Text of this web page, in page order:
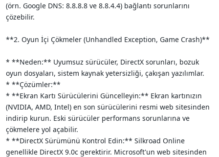
(örn. Google DNS: 8.8.8.8 ve 8.8.4.4) bağlantı sorunlarını
çözebilir.
**2. Oyun İçi Çökmeler (Unhandled Exception, Game Crash)**
* **Neden:** Uyumsuz sürücüler, DirectX sorunları, bozuk
oyun dosyaları, sistem kaynak yetersizliği, çakışan yazılımlar.
* **Çözümler:**
* **Ekran Kartı Sürücülerini Güncelleyin:** Ekran kartınızın
(NVIDIA, AMD, Intel) en son sürücülerini resmi web sitesinden
indirip kurun. Eski sürücüler performans sorunlarına ve
çökmelere yol açabilir.
* **DirectX Sürümünü Kontrol Edin:** Silkroad Online
genellikle DirectX 9.0c gerektirir. Microsoft'un web sitesinden